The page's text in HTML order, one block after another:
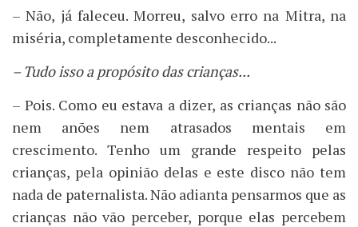
– Não, já faleceu. Morreu, salvo erro na Mitra, na
miséria, completamente desconhecido...
– Tudo isso a propósito das crianças...
– Pois. Como eu estava a dizer, as crianças não são
nem anões nem atrasados mentais em
crescimento. Tenho um grande respeito pelas
crianças, pela opinião delas e este disco não tem
nada de paternalista. Não adianta pensarmos que as
crianças não vão perceber, porque elas percebem